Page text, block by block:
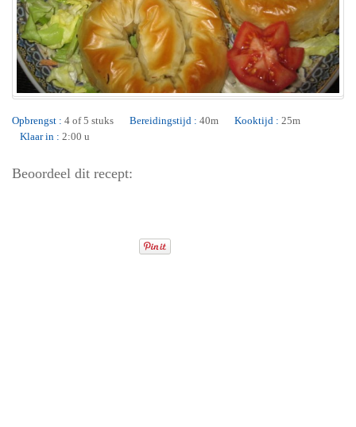
Opbrengst : 4 of 5 stuks Bereidingstijd : 40m Kooktijd : 25m
Klaar in : 2:00 u
Beoordeel dit recept: